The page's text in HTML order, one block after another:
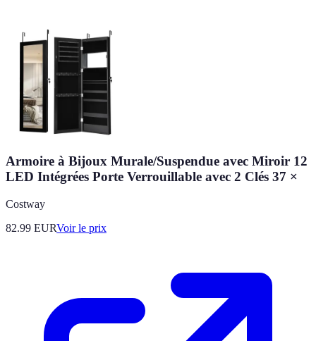
Armoire à Bijoux Murale/Suspendue avec Miroir 12
LED Intégrées Porte Verrouillable avec 2 Clés 37 ×
Costway
82.99 EURVoir le prix